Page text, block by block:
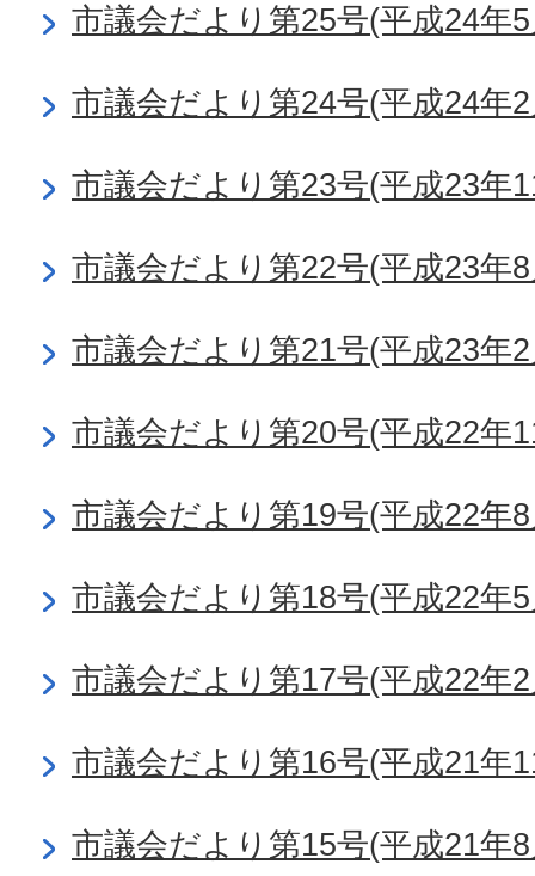
市議会だより第25号(平成24年
市議会だより第24号(平成24年
市議会だより第23号(平成23年
市議会だより第22号(平成23年
市議会だより第21号(平成23年
市議会だより第20号(平成22年
市議会だより第19号(平成22年
市議会だより第18号(平成22年
市議会だより第17号(平成22年
市議会だより第16号(平成21年
市議会だより第15号(平成21年